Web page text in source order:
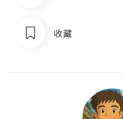
收藏